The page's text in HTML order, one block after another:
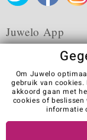
Juwelo App
Algemene
Colofon
Om Juwelo
gebruik van cookies.
akkoord gaan met
cookies of
informatie